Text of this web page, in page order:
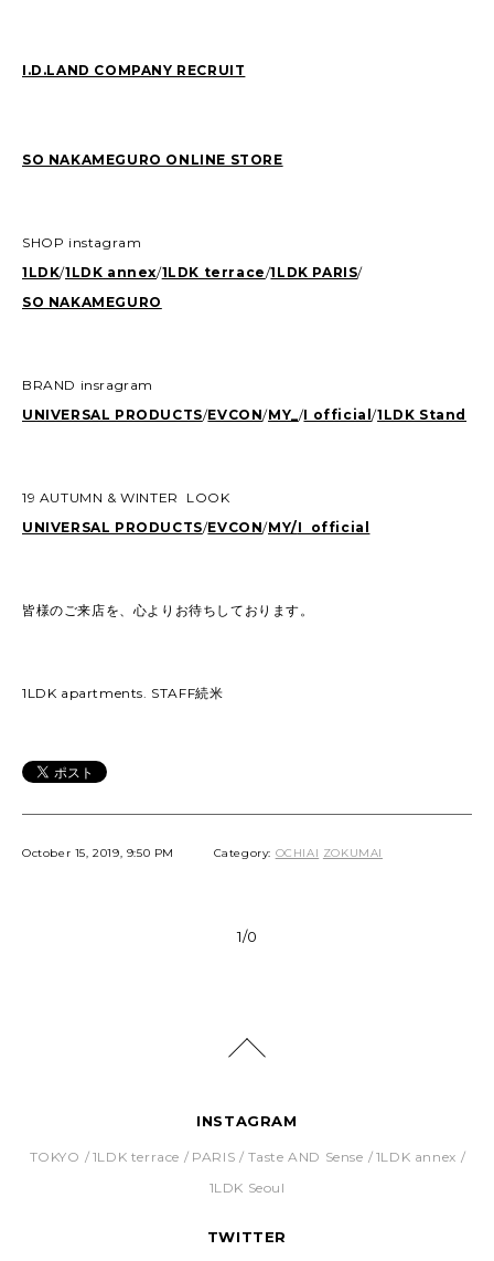
I.D.LAND COMPANY RECRUIT
SO NAKAMEGURO ONLINE STORE
SHOP instagram
1LDK/1LDK annex/1LDK terrace/1LDK PARIS/
SO NAKAMEGURO
BRAND insragram
UNIVERSAL PRODUCTS/EVCON/MY_ /I official/1LDK Stand
19 AUTUMN & WINTER LOOK
UNIVERSAL PRODUCTS/EVCON/MY/I official
皆様のご来店を、心よりお待ちしております。
1LDK apartments. STAFF続米
October 15, 2019, 9:50 PM Category: OCHIAI ZOKUMAI
1/0
INSTAGRAM
TOKYO 1LDK terrace PARIS Taste AND Sense
1LDK annex
1LDK Seoul
TWITTER